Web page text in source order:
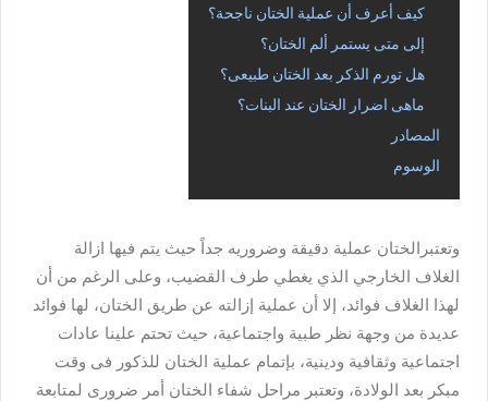
كيف أعرف أن عملية الختان ناجحة؟
إلى متى يستمر ألم الختان؟
هل تورم الذكر بعد الختان طبيعى؟
ماهى اضرار الختان عند البنات؟
المصادر
الوسوم
وتعتبرالختان عملية دقيقة وضروريه جداً حيث يتم فيها ازالة
الغلاف الخارجي الذي يغطي طرف القضيب، وعلى الرغم من أن
لهذا الغلاف فوائد، إلا أن عملية إزالته عن طريق الختان، لها فوائد
عديدة من وجهة نظر طبية واجتماعية، حيث تحتم علينا عادات
اجتماعية وثقافية ودينية، بإتمام عملية الختان للذكور فى وقت
مبكر بعد الولادة، وتعتبر مراحل شفاء الختان أمر ضرورى لمتابعة